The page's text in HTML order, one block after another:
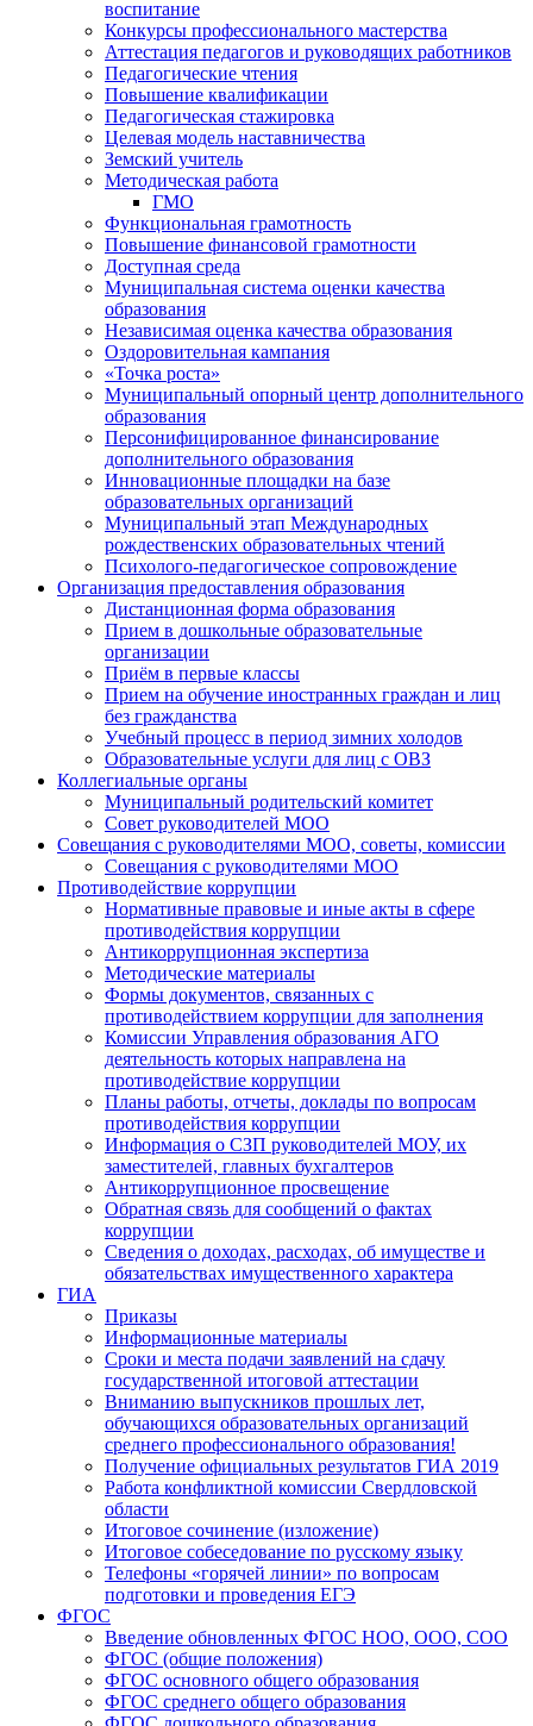
воспитание
Конкурсы профессионального мастерства
Аттестация педагогов и руководящих работников
Педагогические чтения
Повышение квалификации
Педагогическая стажировка
Целевая модель наставничества
Земский учитель
Методическая работа
ГМО
Функциональная грамотность
Повышение финансовой грамотности
Доступная среда
Муниципальная система оценки качества
образования
Независимая оценка качества образования
Оздоровительная кампания
«Точка роста»
Муниципальный опорный центр дополнительного
образования
Персонифицированное финансирование
дополнительного образования
Инновационные площадки на базе
образовательных организаций
Муниципальный этап Международных
рождественских образовательных чтений
Психолого-педагогическое сопровождение
Организация предоставления образования
Дистанционная форма образования
Прием в дошкольные образовательные
организации
Приём в первые классы
Прием на обучение иностранных граждан и лиц
без гражданства
Учебный процесс в период зимних холодов
Образовательные услуги для лиц с ОВЗ
Коллегиальные органы
Муниципальный родительский комитет
Совет руководителей МОО
Совещания с руководителями МОО, советы, комиссии
Совещания с руководителями МОО
Противодействие коррупции
Нормативные правовые и иные акты в сфере
противодействия коррупции
Антикоррупционная экспертиза
Методические материалы
Формы документов, связанных с
противодействием коррупции для заполнения
Комиссии Управления образования АГО
деятельность которых направлена на
противодействие коррупции
Планы работы, отчеты, доклады по вопросам
противодействия коррупции
Информация о СЗП руководителей МОУ, их
заместителей, главных бухгалтеров
Антикоррупционное просвещение
Обратная связь для сообщений о фактах
коррупции
Сведения о доходах, расходах, об имуществе и
обязательствах имущественного характера
ГИА
Приказы
Информационные материалы
Сроки и места подачи заявлений на сдачу
государственной итоговой аттестации
Вниманию выпускников прошлых лет,
обучающихся образовательных организаций
среднего профессионального образования!
Получение официальных результатов ГИА 2019
Работа конфликтной комиссии Свердловской
области
Итоговое сочинение (изложение)
Итоговое собеседование по русскому языку
Телефоны «горячей линии» по вопросам
подготовки и проведения ЕГЭ
ФГОС
Введение обновленных ФГОС НОО, ООО, СОО
ФГОС (общие положения)
ФГОС основного общего образования
ФГОС среднего общего образования